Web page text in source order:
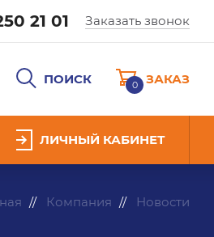
21 01 Заказать звонок
ПОИСК 0 ЗАКАЗ
ЛИЧНЫЙ КАБИНЕТ
Компания Новости